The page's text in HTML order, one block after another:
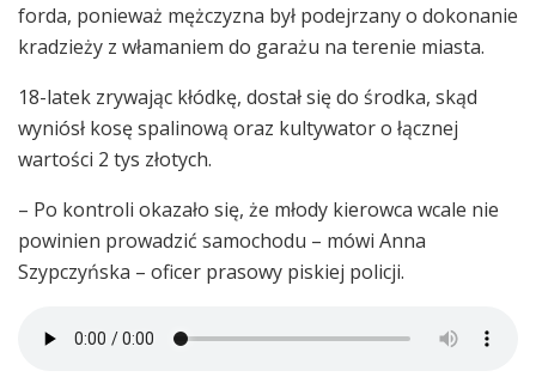
forda, ponieważ mężczyzna był podejrzany o dokonanie
kradzieży z włamaniem do garażu na terenie miasta.
18-latek zrywając kłódkę, dostał się do środka, skąd
wyniósł kosę spalinową oraz kultywator o łącznej
wartości 2 tys złotych.
– Po kontroli okazało się, że młody kierowca wcale nie
powinien prowadzić samochodu – mówi Anna
Szypczyńska – oficer prasowy piskiej policji.